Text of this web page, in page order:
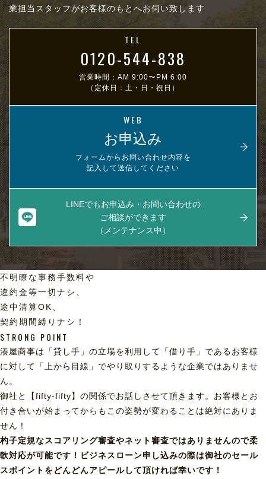
業担当スタッフがお客様のもとへお伺い致します
TEL
0120-544-838
営業時間：AM 9:00〜PM 6:00
（定休日：土・日・祝日）
WEB
お申込み
フォームからお問い合わせ内容を
記入して送信してください
LINEでもお申込み・お問い合わせの
ご相談ができます
（メンテナンス中）
不明瞭な事務手数料や
違約金等一切ナシ、
途中清算OK、
契約期間縛りナシ！
STRONG POINT
湊屋商事は「貸し手」の立場を利用して「借り手」であるお客様
に対して「上から目線」でやり取りするような企業ではありませ
ん。
御社と【fifty-fifty】の関係でお話しさせて頂きます。お客様とお
付き合いが始まってからもこの姿勢が変わることは絶対にありま
せん！
杓子定規なスコアリング審査やネット審査ではありませんので柔
軟対応が可能です！ビジネスローン申し込みの際は御社のセール
スポイントをどんどんアピールして頂ければ幸いです！